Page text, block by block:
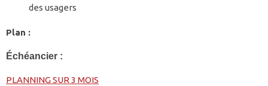
des usagers
Plan :
Échéancier :
PLANNING SUR 3 MOIS